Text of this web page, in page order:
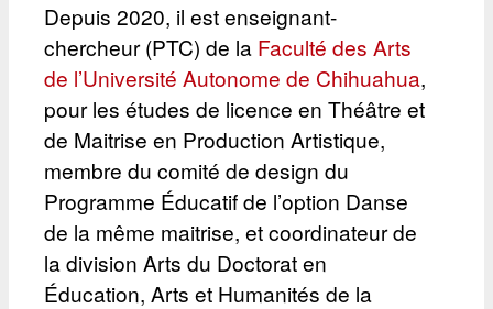
Depuis 2020, il est enseignant-
chercheur (PTC) de la Faculté des Arts
de l’Université Autonome de Chihuahua,
pour les études de licence en Théâtre et
de Maitrise en Production Artistique,
membre du comité de design du
Programme Éducatif de l’option Danse
de la même maitrise, et coordinateur de
la division Arts du Doctorat en
Éducation, Arts et Humanités de la